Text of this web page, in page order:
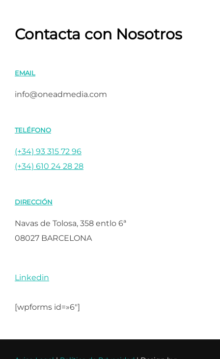
Contacta con Nosotros
EMAIL
info@oneadmedia.com
TELÉFONO
(+34) 93 315 72 96
(+34) 610 24 28 28
DIRECCIÓN
Navas de Tolosa, 358 entlo 6ª
08027 BARCELONA
Linkedin
[wpforms id=»6″]